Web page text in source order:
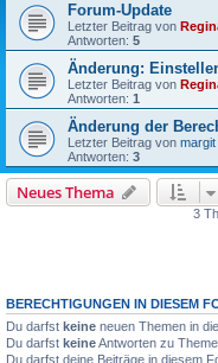
Forum-Update
Letzter Beitrag von
Antworten: 5
Änderung:
Letzter Beitrag von
Antworten: 1
Änderung der
Letzter Beitrag von margit
Antworten: 3
Neues Thema
3
BERECHTIGUNGEN IN DIESEM
Du darfst keine neuen Themen in
Du darfst keineAntworten zu
Du darfst deine Beiträge in diesem